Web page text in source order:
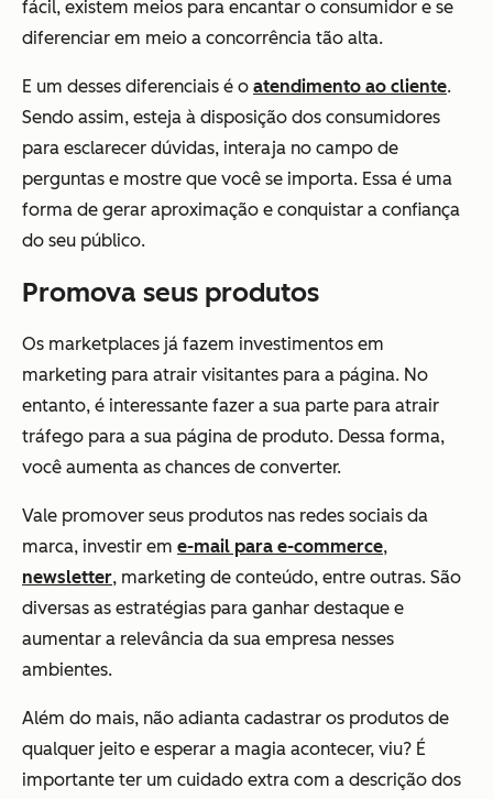
fácil, existem meios para encantar o consumidor e se
diferenciar em meio a concorrência tão alta.
E um desses diferenciais é o atendimento ao cliente.
Sendo assim, esteja à disposição dos consumidores
para esclarecer dúvidas, interaja no campo de
perguntas e mostre que você se importa. Essa é uma
forma de gerar aproximação e conquistar a confiança
do seu público.
Promova seus produtos
Os marketplaces já fazem investimentos em
marketing para atrair visitantes para a página. No
entanto, é interessante fazer a sua parte para atrair
tráfego para a sua página de produto. Dessa forma,
você aumenta as chances de converter.
Vale promover seus produtos nas redes sociais da
marca, investir em e-mail para e-commerce,
newsletter, marketing de conteúdo, entre outras. São
diversas as estratégias para ganhar destaque e
aumentar a relevância da sua empresa nesses
ambientes.
Além do mais, não adianta cadastrar os produtos de
qualquer jeito e esperar a magia acontecer, viu? É
importante ter um cuidado extra com a descrição dos